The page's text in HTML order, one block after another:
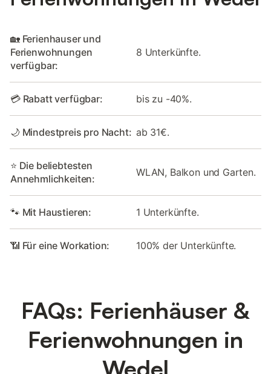
🏡 Ferienhauser und
Ferienwohnungen
verfügbar:
8 Unterkünfte.
💳 Rabatt verfügbar: bis zu -40%.
🌙 Mindestpreis pro Nacht: ab 31€.
⭐ Die beliebtesten
Annehmlichkeiten:
WLAN, Balkon und Garten.
🐾 Mit Haustieren: 1 Unterkünfte.
📶 Für eine Workation: 100% der Unterkünfte.
FAQs: Ferienhäuser &
Ferienwohnungen in
Wedel